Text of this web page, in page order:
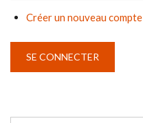
Créer un nouveau compte